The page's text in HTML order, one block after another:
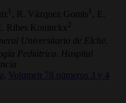
1 , R. Vázquez Gomis 1
, E.
Ribes Koninckx
Universitario de Elche.
Pediátrica. Hospital
Volumen 78 números 3 y 4